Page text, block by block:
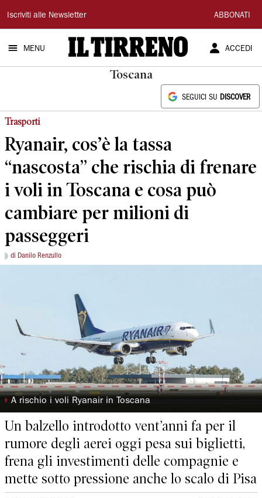
Il
Tirreno
Iscriviti alle Newsletter ABBONATI
MENU ACCEDI
Toscana
SEGUICI SU DISCOVER
Trasporti
Ryanair, cos’è la tassa
“nascosta” che rischia di frenare
i voli in Toscana e cosa può
cambiare per milioni di
passeggeri
di Danilo Renzullo
◗ A rischio i voli Ryanair in Toscana
Un balzello introdotto vent’anni fa per il
rumore degli aerei oggi pesa sui biglietti,
frena gli investimenti delle compagnie e
mette sotto pressione anche lo scalo di Pisa